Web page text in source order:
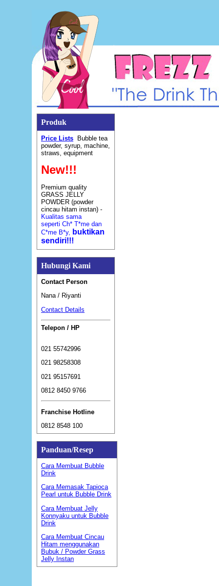
Produk
Price Lists Bubble tea
powder, syrup, machine,
straws, equipment
New!!!
Premium quality
GRASS JELLY
POWDER (powder
cincau hitam instan) -
Kualitas sama
seperti Ch* T*me dan
C*me B*y,
buktikan
sendiri!!!
Hubungi Kami
Contact Person
Nana / Riyanti
Contact Details
Telepon / HP
021 55742996
021 98258308
021 95157691
0812 8450 9766
Franchise Hotline
0812 8548 100
Panduan/Resep
Cara Membuat Bubble
Drink
Cara Memasak Tapioca
Pearl untuk Bubble Drink
Cara Membuat Jelly
Konnyaku untuk Bubble
Drink
Cara Membuat Cincau
Hitam menggunakan
Bubuk / Powder Grass
Jelly Instan